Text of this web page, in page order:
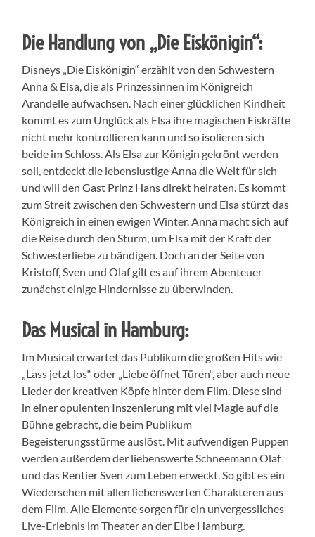
Die Handlung von „Die Eiskönigin“:
Disneys „Die Eiskönigin“ erzählt von den Schwestern
Anna & Elsa, die als Prinzessinnen im Königreich
Arandelle aufwachsen. Nach einer glücklichen Kindheit
kommt es zum Unglück als Elsa ihre magischen Eiskräfte
nicht mehr kontrollieren kann und so isolieren sich
beide im Schloss. Als Elsa zur Königin gekrönt werden
soll, entdeckt die lebenslustige Anna die Welt für sich
und will den Gast Prinz Hans direkt heiraten. Es kommt
zum Streit zwischen den Schwestern und Elsa stürzt das
Königreich in einen ewigen Winter. Anna macht sich auf
die Reise durch den Sturm, um Elsa mit der Kraft der
Schwesterliebe zu bändigen. Doch an der Seite von
Kristoff, Sven und Olaf gilt es auf ihrem Abenteuer
zunächst einige Hindernisse zu überwinden.
Das Musical in Hamburg:
Im Musical erwartet das Publikum die großen Hits wie
„Lass jetzt los“ oder „Liebe öffnet Türen“, aber auch neue
Lieder der kreativen Köpfe hinter dem Film. Diese sind
in einer opulenten Inszenierung mit viel Magie auf die
Bühne gebracht, die beim Publikum
Begeisterungsstürme auslöst. Mit aufwendigen Puppen
werden außerdem der liebenswerte Schneemann Olaf
und das Rentier Sven zum Leben erweckt. So gibt es ein
Wiedersehen mit allen liebenswerten Charakteren aus
dem Film. Alle Elemente sorgen für ein unvergessliches
Live-Erlebnis im Theater an der Elbe Hamburg.